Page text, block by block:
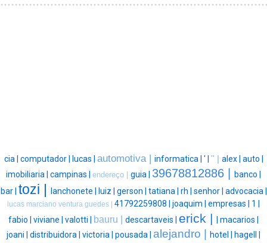
cia | computador | lucas | automotiva | informatica | ' | '' | alex | auto |
imobiliaria | campinas | endereço | guia | 39678812886 |
banco |
bar | tozi | lanchonete | luiz | gerson | tatiana | rh | senhor | advocacia |
lucas marciano ventura guedes | 41792259808 | joaquim | empresas | 1 |
fabio | viviane | valotti | bauru | descartaveis | erick |
macarios |
joani | distribuidora | victoria | pousada | alejandro | hotel |
hagell |